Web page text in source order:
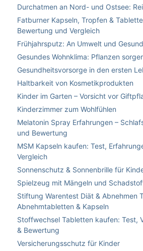
Durchatmen an Nord- und Ostsee:
Fatburner Kapseln, Tropfen &
Bewertung und Vergleich
Frühjahrsputz: An Umwelt und
Gesundes Wohnklima: Pflanzen
Gesundheitsvorsorge in den ersten
Haltbarkeit von Kosmetikprodukten
Kinder im Garten – Vorsicht vor
Kinderzimmer zum Wohlfühlen
Melatonin Spray Erfahrungen –
und Bewertung
MSM Kapseln kaufen: Test,
Vergleich
Sonnenschutz & Sonnenbrille für
Spielzeug mit Mängeln und
Stiftung Warentest Diät & Abnehmen
Abnehmtabletten & Kapseln
Stoffwechsel Tabletten kaufen: Test,
& Bewertung
Versicherungsschutz für Kinder